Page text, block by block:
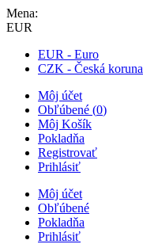
Mena:
EUR
EUR - Euro
CZK - Česká koruna
Môj účet
Obľúbené (0)
Môj Košík
Pokladňa
Registrovať
Prihlásiť
Môj účet
Obľúbené
Pokladňa
Prihlásiť